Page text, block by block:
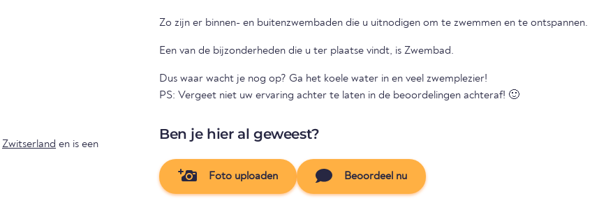
Zwitserland en is een
Zo zijn er binnen- en buitenzwembaden die u uitnodigen om te zwemmen en te ontspannen.
Een van de bijzonderheden die u ter plaatse vindt, is Zwembad.
Dus waar wacht je nog op? Ga het koele water in en veel zwemplezier!
PS: Vergeet niet uw ervaring achter te laten in de beoordelingen achteraf! 🙂
Ben je hier al geweest?
Foto uploaden Beoordeel nu